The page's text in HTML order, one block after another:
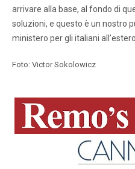
arrivare alla base, al fondo di
soluzioni, e questo è un nostro
ministero per gli italiani all’estero.
Foto: Victor Sokolowicz